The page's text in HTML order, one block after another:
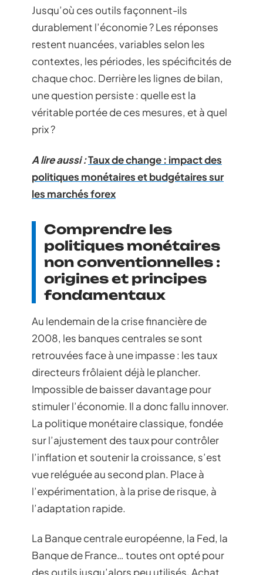
Jusqu’où ces outils façonnent-ils
durablement l’économie ? Les réponses
restent nuancées, variables selon les
contextes, les périodes, les spécificités de
chaque choc. Derrière les lignes de bilan,
une question persiste : quelle est la
véritable portée de ces mesures, et à quel
prix ?
A lire aussi :Taux de change : impact des
politiques monétaires et budgétaires sur
les marchés forex
Comprendre les
politiques monétaires
non conventionnelles :
origines et principes
fondamentaux
Au lendemain de la crise financière de
2008, les banques centrales se sont
retrouvées face à une impasse : les taux
directeurs frôlaient déjà le plancher.
Impossible de baisser davantage pour
stimuler l’économie. Il a donc fallu innover.
La politique monétaire classique, fondée
sur l’ajustement des taux pour contrôler
l’inflation et soutenir la croissance, s’est
vue reléguée au second plan. Place à
l’expérimentation, à la prise de risque, à
l’adaptation rapide.
La Banque centrale européenne, la Fed, la
Banque de France… toutes ont opté pour
des outils jusqu’alors peu utilisés. Achat